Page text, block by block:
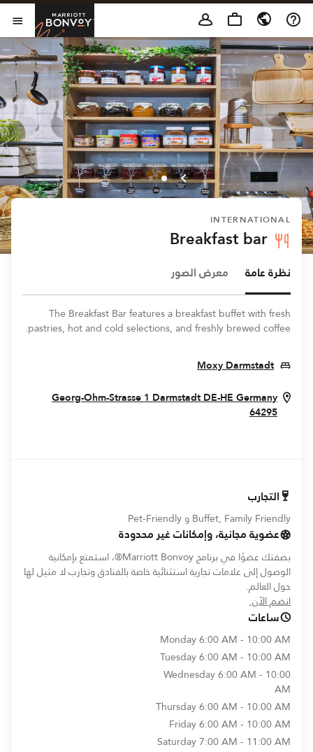
Skip to Content
INTERNATIONAL
Breakfast bar
نظرة عامة معرض الصور
The Breakfast Bar features a breakfast buffet with fresh
pastries, hot and cold selections, and freshly brewed coffee.
Moxy Darmstadt
Opens In New Window
Georg-Ohm-Strasse 1DarmstadtDE-HEGermany
64295
Opens In New Window
التجارب
Buffet, Family Friendly و Pet-Friendly
عضوية مجانية، وإمكانات غير محدودة
بصفتك عضوًا في برنامج Marriott Bonvoy®، استمتع بإمكانية
الوصول إلى علامات تجارية استثنائية خاصة بالفنادق وتجارب لا مثيل لها
حول العالم.
انضم الآن.
ساعات
Monday6:00 AM - 10:00 AM
Tuesday6:00 AM - 10:00 AM
Wednesday6:00 AM - 10:00
AM
Thursday6:00 AM - 10:00 AM
Friday6:00 AM - 10:00 AM
Saturday7:00 AM - 11:00 AM